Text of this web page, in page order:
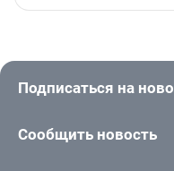
Подписаться на
Сообщить новость